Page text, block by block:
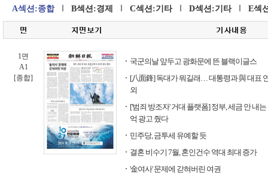
A섹션:종합 B섹션:경제 C섹션:기타 D섹션:기타 E섹
1면
A1
[종합]
국군의날 앞두고 광화문에 뜬 블랙이글스
[八面鋒] 독대가 뭐길래… 대통령과 與 대표
외
['범죄 방조자' 거대 플랫폼] 정부, 세금 안 내
억 광고 줬다
민주당, 금투세 유예할 듯
결혼 비수기 7월, 혼인건수 역대 최대 증가
'金여사' 문제에 갇혀버린 여권